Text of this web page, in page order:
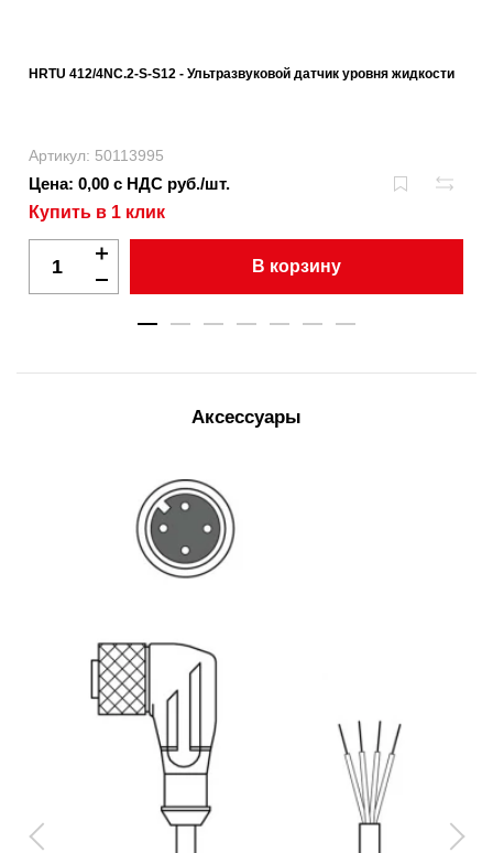
HRTU 412/4NC.2-S-S12 - Ультразвуковой датчик уровня жидкости
Артикул: 50113995
Цена: 0,00 с НДС руб./шт.
Купить в 1 клик
В корзину
Аксессуары